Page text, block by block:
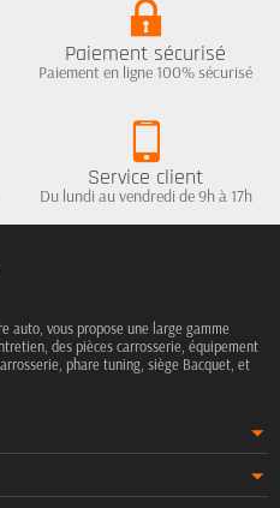
Paiement sécurisé
Paiement en ligne 100% sécurisé
Service client
Du lundi au vendredi de 9h à 17h
auto, vous propose une large gamme
des pièces carrosserie, équipement
phare tuning, siège Bacquet, et